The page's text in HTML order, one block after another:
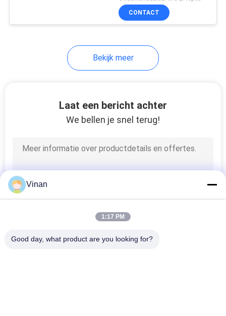
De Slimme Glazen
Display HDMI Helm van
gezichtsveld VR
CONTACT
Bekijk meer
Laat een bericht achter
We bellen je snel terug!
Vinan
1:17 PM
Good day, what product are you looking for?